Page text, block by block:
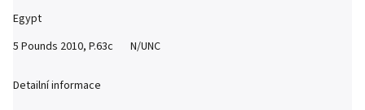
Egypt
5 Pounds 2010, P.63c N/UNC
Detailní informace